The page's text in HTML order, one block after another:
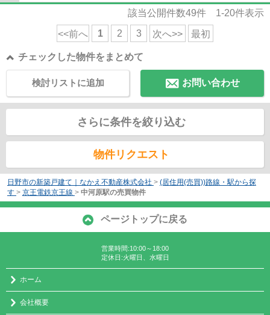
間が広がった一戸建てを、府中市にある京王...
該当公開件数49件 1-20件表示
<<前へ 1 2 3 次へ>> 最初
チェックした物件をまとめて
お問い合わせ
検討リストに追加
さらに条件を絞り込む
物件リクエスト
日野市の新築戸建て｜なかえ不動産株式会社 > (居住用(売買))路線・駅から探
す > 京王電鉄京王線 > 中河原駅の売買物件
ページトップに戻る
営業時間:10:00～18:00
定休日:火曜日、水曜日
ホーム
会社概要